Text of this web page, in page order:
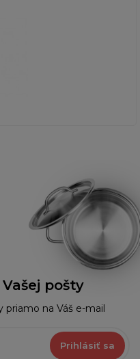
pošty
priamo na Váš e-mail
Prihlásiť sa